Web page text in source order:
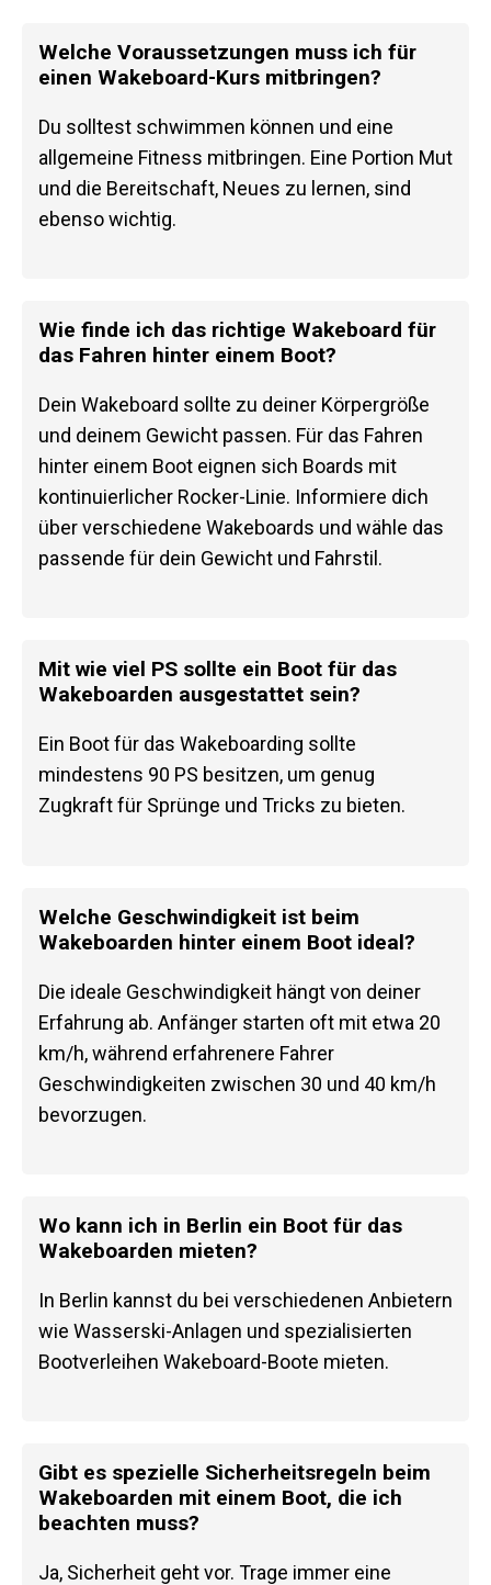
Welche Voraussetzungen muss ich für
einen Wakeboard-Kurs mitbringen?
Du solltest schwimmen können und eine
allgemeine Fitness mitbringen. Eine Portion Mut
und die Bereitschaft, Neues zu lernen, sind
ebenso wichtig.
Wie finde ich das richtige Wakeboard für
das Fahren hinter einem Boot?
Dein Wakeboard sollte zu deiner Körpergröße
und deinem Gewicht passen. Für das Fahren
hinter einem Boot eignen sich Boards mit
kontinuierlicher Rocker-Linie. Informiere dich
über verschiedene Wakeboards und wähle das
passende für dein Gewicht und Fahrstil.
Mit wie viel PS sollte ein Boot für das
Wakeboarden ausgestattet sein?
Ein Boot für das Wakeboarding sollte
mindestens 90 PS besitzen, um genug
Zugkraft für Sprünge und Tricks zu bieten.
Welche Geschwindigkeit ist beim
Wakeboarden hinter einem Boot ideal?
Die ideale Geschwindigkeit hängt von deiner
Erfahrung ab. Anfänger starten oft mit etwa 20
km/h, während erfahrenere Fahrer
Geschwindigkeiten zwischen 30 und 40 km/h
bevorzugen.
Wo kann ich in Berlin ein Boot für das
Wakeboarden mieten?
In Berlin kannst du bei verschiedenen Anbietern
wie Wasserski-Anlagen und spezialisierten
Bootverleihen Wakeboard-Boote mieten.
Gibt es spezielle Sicherheitsregeln beim
Wakeboarden mit einem Boot, die ich
beachten muss?
Ja, Sicherheit geht vor. Trage immer eine